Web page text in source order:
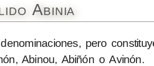
Abinia
pero
Abinou, Abiñón o Avinón.